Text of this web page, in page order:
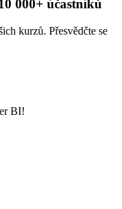
000+ účastníků
kurzů. Přesvědčte se
BI!